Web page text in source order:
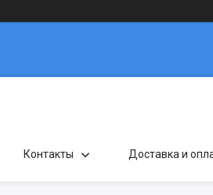
Контакты Доставка и